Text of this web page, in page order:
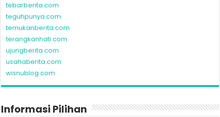
tebarberita.com
teguhpunya.com
temukanberita.com
terangkanhati.com
ujungberita.com
usahaberita.com
wisnublog.com
Informasi Pilihan